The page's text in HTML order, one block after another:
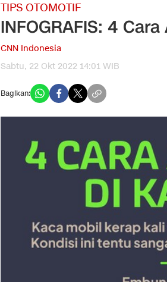
TIPS OTOMOTIF
INFOGRAFIS: 4
CNN Indonesia
Sabtu, 22 Okt 2022 14:01 WIB
Bagikan: